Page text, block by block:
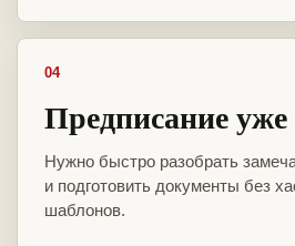
04
Предписание
Нужно быстро разобрать
и подготовить документы без
шаблонов.